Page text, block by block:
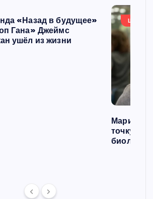
«Назад в будущее»
Гана» Джеймс
ушёл из жизни
Мария
точку в